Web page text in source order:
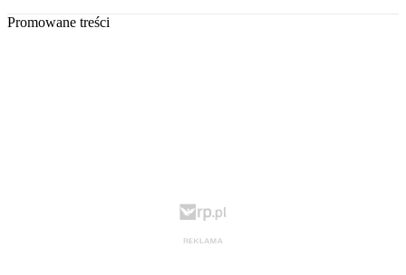
Promowane treści